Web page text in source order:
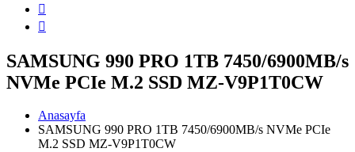
SAMSUNG 990 PRO 1TB 7450/6900MB/s
NVMe PCIe M.2 SSD MZ-V9P1T0CW
Anasayfa
SAMSUNG 990 PRO 1TB 7450/6900MB/s NVMe PCIe
M.2 SSD MZ-V9P1T0CW